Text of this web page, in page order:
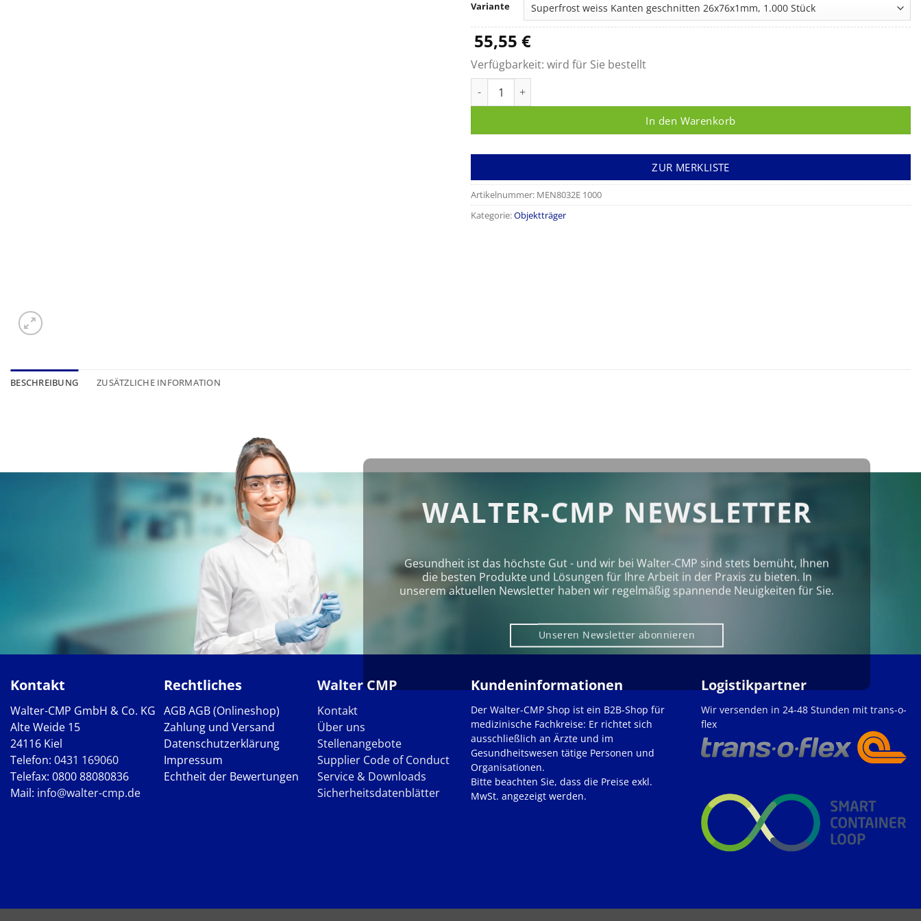
bis
59,60 €
Variante
55,55 €
Verfügbarkeit: wird für Sie bestellt
In den Warenkorb
ZUR MERKLISTE
Artikelnummer: MEN8032E 1000
Kategorie:Objektträger
BESCHREIBUNG ZUSÄTZLICHE INFORMATION
WALTER-CMP NEWSLETTER
Gesundheit ist das höchste Gut - und wir bei Walter‑CMP sind stets bemüht, Ihnen
die besten Produkte und Lösungen für Ihre Arbeit in der Praxis zu bieten. In
unserem aktuellen Newsletter haben wir regelmäßig spannende Neuigkeiten für Sie.
Unseren Newsletter abonnieren
Kontakt
Walter-CMP GmbH & Co. KG
Alte Weide 15
24116 Kiel
Telefon: 0431 169060
Telefax: 0800 88080836
Mail: info@walter-cmp.de
Rechtliches
AGBAGB (Onlineshop)
Zahlung und Versand
Datenschutzerklärung
Impressum
Echtheit der Bewertungen
Walter CMP
Kontakt
Über uns
Stellenangebote
Supplier Code of Conduct
Service & Downloads
Sicherheitsdatenblätter
Kundeninformationen
Der Walter-CMP Shop ist ein B2B-Shop für
medizinische Fachkreise: Er richtet sich
ausschließlich an Ärzte und im
Gesundheitswesen tätige Personen und
Organisationen.
Bitte beachten Sie, dass die Preise exkl.
MwSt. angezeigt werden.
Logistikpartner
Wir versenden in 24-48 Stunden mit trans-o-
flex